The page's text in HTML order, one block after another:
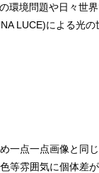
環境問題や日々世
LUCE)による光の
一点一点画像と同
等雰囲気に個体差が